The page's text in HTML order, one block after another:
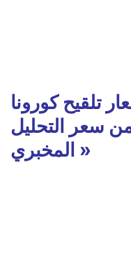
تلقيح كورونا
سعر التحليل
المخبري »